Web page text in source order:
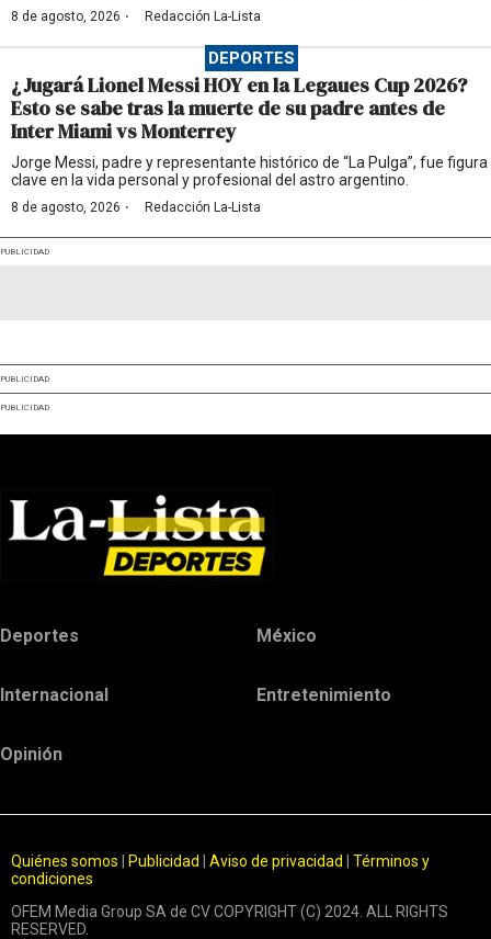
8 de agosto, 2026 · Redacción La-Lista
DEPORTES
¿Jugará Lionel Messi HOY en la Legaues Cup 2026?
Esto se sabe tras la muerte de su padre antes de
Inter Miami vs Monterrey
Jorge Messi, padre y representante histórico de “La Pulga”, fue figura
clave en la vida personal y profesional del astro argentino.
8 de agosto, 2026 · Redacción La-Lista
PUBLICIDAD
PUBLICIDAD
PUBLICIDAD
Deportes México
Internacional Entretenimiento
Opinión
Quiénes somos Publicidad Aviso de privacidad
Términos y
condiciones
OFEM Media Group SA de CV COPYRIGHT (C) 2024. ALL RIGHTS
RESERVED.